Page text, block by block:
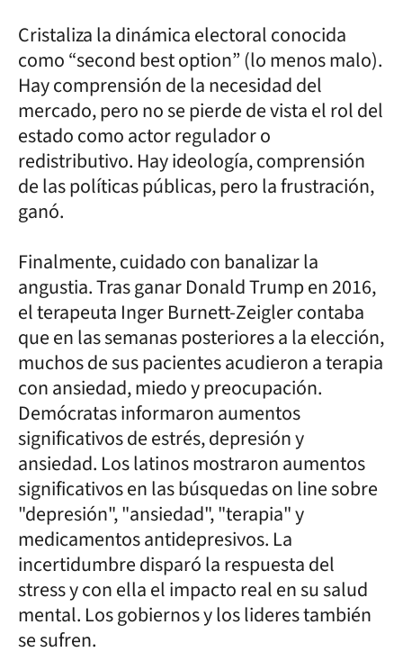
Cristaliza la dinámica electoral conocida
como “second best option” (lo menos malo).
Hay comprensión de la necesidad del
mercado, pero no se pierde de vista el rol del
estado como actor regulador o
redistributivo. Hay ideología, comprensión
de las políticas públicas, pero la frustración,
ganó.
Finalmente, cuidado con banalizar la
angustia. Tras ganar Donald Trump en 2016,
el terapeuta Inger Burnett-Zeigler contaba
que en las semanas posteriores a la elección,
muchos de sus pacientes acudieron a terapia
con ansiedad, miedo y preocupación.
Demócratas informaron aumentos
significativos de estrés, depresión y
ansiedad. Los latinos mostraron aumentos
significativos en las búsquedas on line sobre
"depresión", "ansiedad", "terapia" y
medicamentos antidepresivos. La
incertidumbre disparó la respuesta del
stress y con ella el impacto real en su salud
mental. Los gobiernos y los lideres también
se sufren.